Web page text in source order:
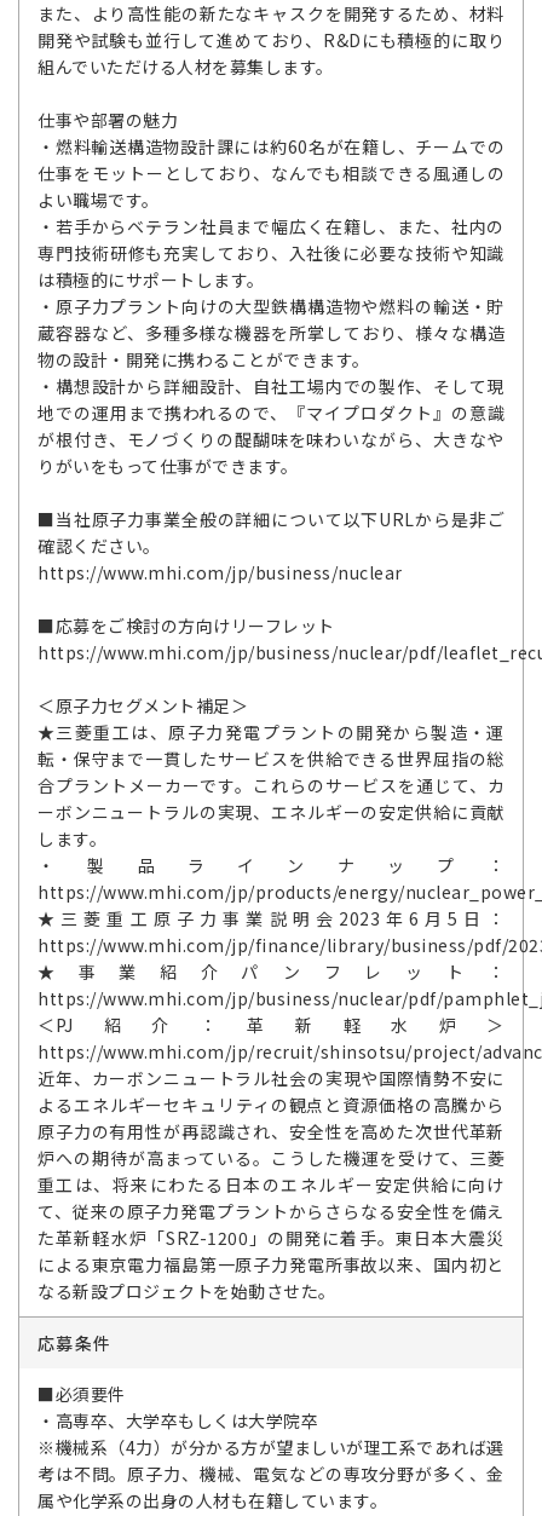
また、より高性能の新たなキャスクを開発するため、材料
開発や試験も並行して進めており、R&Dにも積極的に取り
組んでいただける人材を募集します。
仕事や部署の魅力
・燃料輸送構造物設計課には約60名が在籍し、チームでの
仕事をモットーとしており、なんでも相談できる風通しの
よい職場です。
・若手からベテラン社員まで幅広く在籍し、また、社内の
専門技術研修も充実しており、入社後に必要な技術や知識
は積極的にサポートします。
・原子力プラント向けの大型鉄構構造物や燃料の輸送・貯
蔵容器など、多種多様な機器を所掌しており、様々な構造
物の設計・開発に携わることができます。
・構想設計から詳細設計、自社工場内での製作、そして現
地での運用まで携われるので、『マイプロダクト』の意識
が根付き、モノづくりの醍醐味を味わいながら、大きなや
りがいをもって仕事ができます。
■当社原子力事業全般の詳細について以下URLから是非ご
確認ください。
https://www.mhi.com/jp/business/nuclear
■応募をご検討の方向けリーフレット
https://www.mhi.com/jp/business/nuclear/pdf/
＜原子力セグメント補足＞
★三菱重工は、原子力発電プラントの開発から製造・運
転・保守まで一貫したサービスを供給できる世界屈指の総
合プラントメーカーです。これらのサービスを通じて、カ
ーボンニュートラルの実現、エネルギーの安定供給に貢献
します。
・製品ラインナップ：
https://www.mhi.com/jp/products/energy/
★三菱重工原子力事業説明会2023年6月5日：
https://www.mhi.com/jp/finance/library/business/pdf/
★事業紹介パンフレット：
https://www.mhi.com/jp/business/nuclear/pdf/
＜PJ紹介：革新軽水炉＞
https://www.mhi.com/jp/recruit/shinsotsu/project/
近年、カーボンニュートラル社会の実現や国際情勢不安に
よるエネルギーセキュリティの観点と資源価格の高騰から
原子力の有用性が再認識され、安全性を高めた次世代革新
炉への期待が高まっている。こうした機運を受けて、三菱
重工は、将来にわたる日本のエネルギー安定供給に向け
て、従来の原子力発電プラントからさらなる安全性を備え
た革新軽水炉「SRZ-1200」の開発に着手。東日本大震災
による東京電力福島第一原子力発電所事故以来、国内初と
なる新設プロジェクトを始動させた。
応募条件
■必須要件
・高専卒、大学卒もしくは大学院卒
※機械系（4力）が分かる方が望ましいが理工系であれば選
考は不問。原子力、機械、電気などの専攻分野が多く、金
属や化学系の出身の人材も在籍しています。